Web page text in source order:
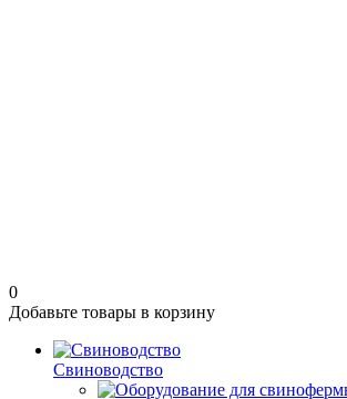
0
Добавьте товары в корзину
Свиноводство